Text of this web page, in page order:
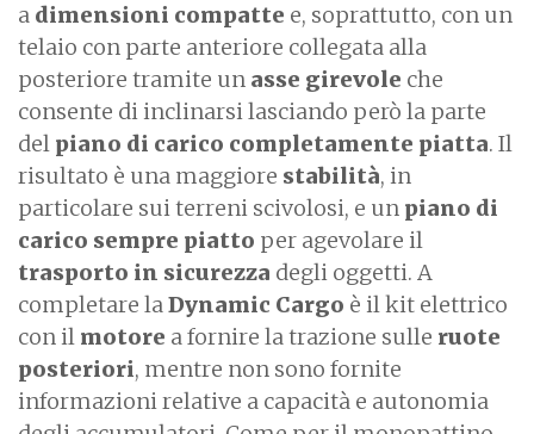
a dimensioni compatte e, soprattutto, con un
telaio con parte anteriore collegata alla
posteriore tramite un asse girevole che
consente di inclinarsi lasciando però la parte
del piano di carico completamente piatta. Il
risultato è una maggiore stabilità, in
particolare sui terreni scivolosi, e un piano di
carico sempre piatto per agevolare il
trasporto in sicurezza degli oggetti. A
completare laDynamic Cargo è il kit elettrico
con il motore a fornire la trazione sulle ruote
posteriori, mentre non sono fornite
informazioni relative a capacità e autonomia